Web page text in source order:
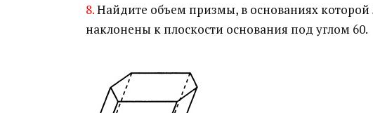
8.Найдите объем призмы, в основаниях
наклонены к плоскости основания под углом 60.